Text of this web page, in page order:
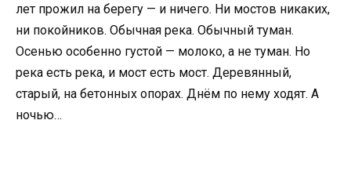
лет прожил на берегу — и ничего. Ни мостов никаких,
ни покойников. Обычная река. Обычный туман.
Осенью особенно густой — молоко, а не туман. Но
река есть река, и мост есть мост. Деревянный,
старый, на бетонных опорах. Днём по нему ходят. А
ночью…